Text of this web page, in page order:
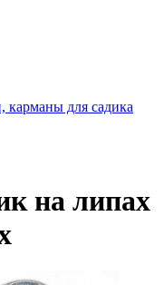
карманы для садика
на липах